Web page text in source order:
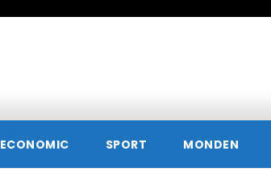
ECONOMIC SPORT MONDEN